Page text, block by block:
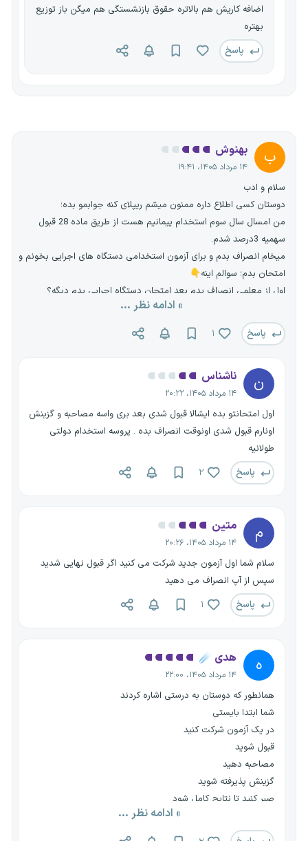
اضافه کاریش هم بالاتره حقوق بازنشستگی هم میگن باز توزیع
بهتره
پاسخ
ب بهنوش
۱۴ مرداد ۱۴۰۵، ۱۹:۴۱
سلام و ادب
دوستان کسی اطلاع داره ممنون میشم ریپلای کنه جوابمو بده؛
من امسال سال سوم استخدام پیمانیم هست از طریق ماده 28 قبول
سهمیه 3درصد شدم.
میخام انصراف بدم و برای آزمون استخدامی دستگاه های اجرایی بخونم و
امتحان بدم؛ سوالم اینه👇
اول از معلمی انصراف بدم بعد امتحان دستگاه اجرایی بدم دیگه؟
آیا در این امتحان هم میتونم از سهمیه 3درصد استفاده کنم؟
باید به آپ جریمه بدم؟
انگیزه ام مالیه چون اپ حقوقش بخورنمیره👎
» ادامه نظر ...
پاسخ ۱
ن ناشناس
۱۴ مرداد ۱۴۰۵، ۲۰:۲۲
اول امتحانتو بده ایشالا قبول شدی بعد بری واسه مصاحبه و گزینش
اونارم قبول شدی اونوقت انصراف بده . پروسه استخدام دولتی
طولانیه
پاسخ
۲
م متین
۱۴ مرداد ۱۴۰۵، ۲۰:۲۶
سلام شما اول آزمون جدید شرکت می کنید اگر قبول نهایی شدید
سپس از آپ انصراف می دهید
پاسخ
۱
ه هدی ☄️
۱۴ مرداد ۱۴۰۵، ۲۲:۰۰
همانطور که دوستان به درستی اشاره کردند
شما ابتدا بایستی
در یک آزمون شرکت کنید
قبول شوید
مصاحبه دهید
گزینش پذیرفته شوید
صبر کنید تا نتایج کامل شود
سپس به فکر استعفا باشید
همین روند ساده حداقل یکسال زمان نیاز دارد
» ادامه نظر ...